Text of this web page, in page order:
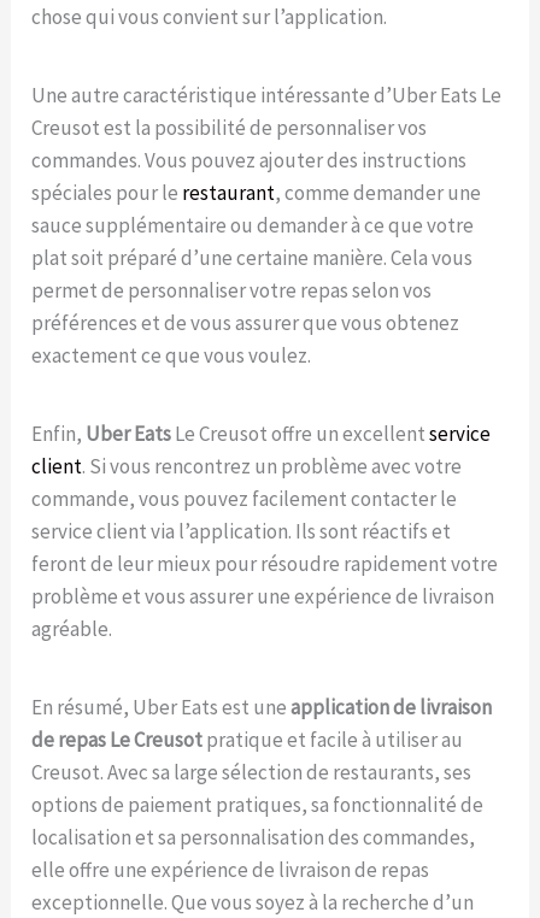
chose qui vous convient sur l’application.
Une autre caractéristique intéressante d’Uber Eats Le
Creusot est la possibilité de personnaliser vos
commandes. Vous pouvez ajouter des instructions
spéciales pour le restaurant, comme demander une
sauce supplémentaire ou demander à ce que votre
plat soit préparé d’une certaine manière. Cela vous
permet de personnaliser votre repas selon vos
préférences et de vous assurer que vous obtenez
exactement ce que vous voulez.
Enfin, Uber EatsLe Creusot offre un excellentservice
client. Si vous rencontrez un problème avec votre
commande, vous pouvez facilement contacter le
service client via l’application. Ils sont réactifs et
feront de leur mieux pour résoudre rapidement votre
problème et vous assurer une expérience de livraison
agréable.
En résumé, Uber Eats est uneapplication de livraison
de repas Le Creusotpratique et facile à utiliser au
Creusot. Avec sa large sélection de restaurants, ses
options de paiement pratiques, sa fonctionnalité de
localisation et sa personnalisation des commandes,
elle offre une expérience de livraison de repas
exceptionnelle. Que vous soyez à la recherche d’un